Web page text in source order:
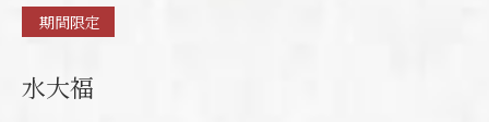
期間限定
水大福